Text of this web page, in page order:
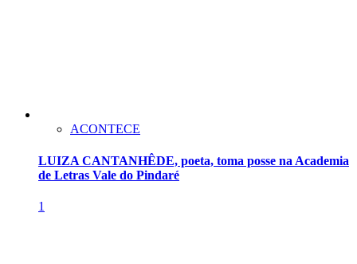
ACONTECE
LUIZA CANTANHÊDE, poeta, toma posse na Academia
de Letras Vale do Pindaré
1